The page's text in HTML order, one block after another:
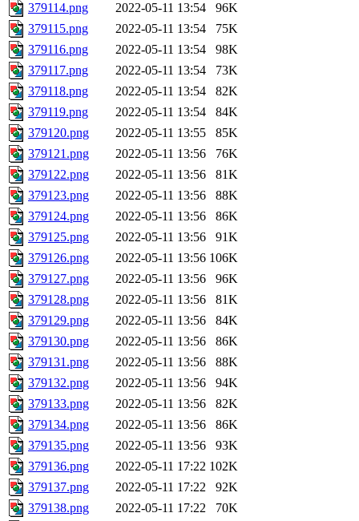
379114.png
2022-05-11 13:54
96K
379115.png
2022-05-11 13:54
75K
379116.png
2022-05-11 13:54
98K
379117.png
2022-05-11 13:54
73K
379118.png
2022-05-11 13:54
82K
379119.png
2022-05-11 13:54
84K
379120.png
2022-05-11 13:55
85K
379121.png
2022-05-11 13:56
76K
379122.png
2022-05-11 13:56
81K
379123.png
2022-05-11 13:56
88K
379124.png
2022-05-11 13:56
86K
379125.png
2022-05-11 13:56
91K
379126.png
2022-05-11 13:56 106K
379127.png
2022-05-11 13:56
96K
379128.png
2022-05-11 13:56
81K
379129.png
2022-05-11 13:56
84K
379130.png
2022-05-11 13:56
86K
379131.png
2022-05-11 13:56
88K
379132.png
2022-05-11 13:56
94K
379133.png
2022-05-11 13:56
82K
379134.png
2022-05-11 13:56
86K
379135.png
2022-05-11 13:56
93K
379136.png
2022-05-11 17:22 102K
379137.png
2022-05-11 17:22
92K
379138.png
2022-05-11 17:22
70K